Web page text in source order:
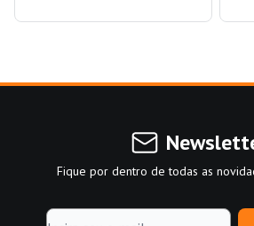
Fique por dentro de todas as